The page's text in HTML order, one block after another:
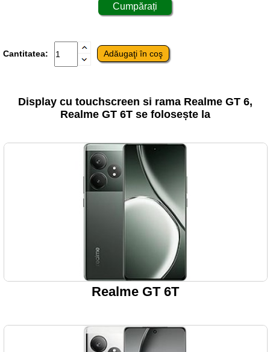
Cantitatea:
Display cu touchscreen si rama Realme GT 6,
Realme GT 6T se folosește la
Realme GT 6T